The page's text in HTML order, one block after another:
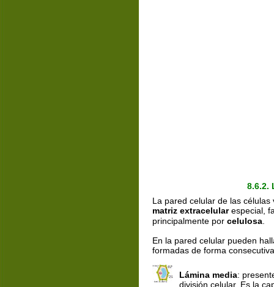
8.6.2.
La pared celular de las
matriz extracelular especial,
principalmente por celulosa
En la pared celular pueden
formadas de forma
Lámina media:
división celular. Es la